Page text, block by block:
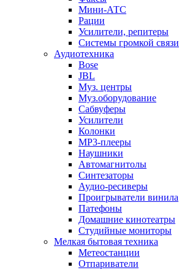
Мини-АТС
Рации
Усилители, репитеры
Системы громкой связи
Аудиотехника
Bose
JBL
Муз. центры
Муз.оборудование
Сабвуферы
Усилители
Колонки
MP3-плееры
Наушники
Автомагнитолы
Синтезаторы
Аудио-ресиверы
Проигрыватели винила
Патефоны
Домашние кинотеатры
Студийные мониторы
Мелкая бытовая техника
Метеостанции
Отпариватели